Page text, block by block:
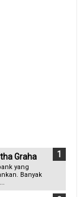
Graha
yang
Banyak